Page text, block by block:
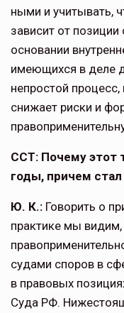
ными и учитывать,
зависит от
основа­нии
имеющихся в деле
непростой
снижает риски и
ССТ: Почему этот
годы, причем
Ю. К.: Говорить о
практике мы видим,
судами споров в
в правовых
Суда РФ.